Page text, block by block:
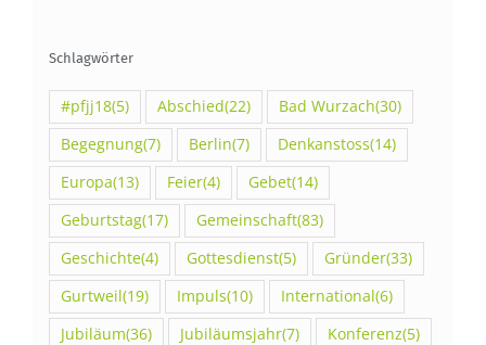
Schlagwörter
#pfjj18(5) Abschied(22) Bad Wurzach(30)
Begegnung(7) Berlin(7) Denkanstoss(14)
Europa(13) Feier(4) Gebet(14)
Geburtstag(17) Gemeinschaft(83)
Geschichte(4) Gottesdienst(5) Gründer(33)
Gurtweil(19) Impuls(10) International(6)
Jubiläum(36) Jubiläumsjahr(7) Konferenz(5)